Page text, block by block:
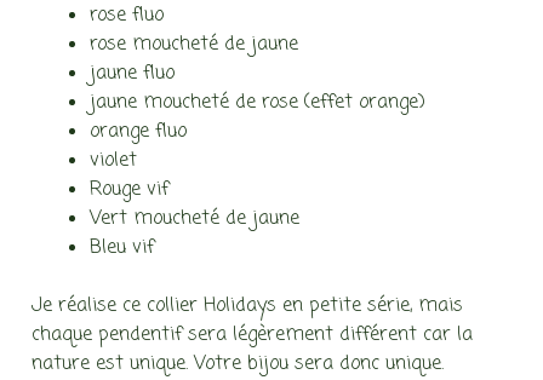
rose fluo
rose moucheté de jaune
jaune fluo
jaune moucheté de rose (effet orange)
orange fluo
violet
Rouge vif
Vert moucheté de jaune
Bleu vif
Je réalise ce collier Holidays en petite série, mais
chaque pendentif sera légèrement différent car la
nature est unique. Votre bijou sera donc unique.